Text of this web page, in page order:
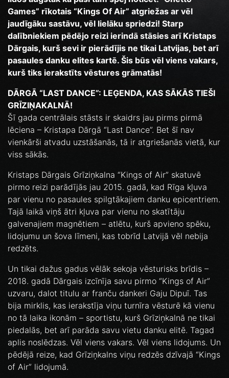
Games” rīkotais “Kings Of Air” atgriežas ar vēl
jaudīgāku sastāvu, vēl lielāku spriedzi! Starp
dalībniekiem pēdējo reizi ierindā stāsies arī Kristaps
Dārgais, kurš sevi ir pierādījis ne tikai Latvijas, bet arī
pasaules danku elites kartē. Šis būs vēl viens vakars,
kurš tiks ierakstīts vēstures grāmatās!
DĀRGĀ “LAST DANCE”: LEĢENDA, KAS SĀKĀS TIEŠI
GRĪZIŅAKALNĀ!
Šī gada centrālais stāsts ir skaidrs jau pirms pirmā
lēciena – Kristapa Dārgā “Last Dance”. Bet šī nav
vienkārši atvadu uzstāšanās, tā ir atgriešanās vietā, kur
viss sākās.
Kristaps Dārgais Grīziņkalna “Kings of Air” skatuvē
pirmo reizi parādījās jau 2015. gadā, kad Rīga kļuva
par vienu no pasaules spilgtākajiem danku epicentriem.
Tajā laikā viņš ātri kļuva par vienu no skatītāju
galvenajiem magnētiem – atlētu, kurš apvieno spēku,
lidojumu un šova līmeni, kas tobrīd Latvijā vēl nebija
redzēts.
Un tikai dažus gadus vēlāk sekoja vēsturisks brīdis –
2018. gadā Dārgais izcīnīja savu pirmo “Kings of Air”
uzvaru, dalot titulu ar franču dankeri Gaju Dipuī. Tas
bija mirklis, kas ierakstīja viņu turnīra vēsturē kā vienu
no tā laika ikonām – sportistu, kurš Grīziņkalnā ne tikai
piedalās, bet arī parāda savu vietu danku elitē. Tagad
aplis noslēdzas. Vēl viens vakars. Vēl viens lidojums. Un
pēdējā reize, kad Grīziņkalns viņu redzēs dzīvajā “Kings
of Air” lidojumā.